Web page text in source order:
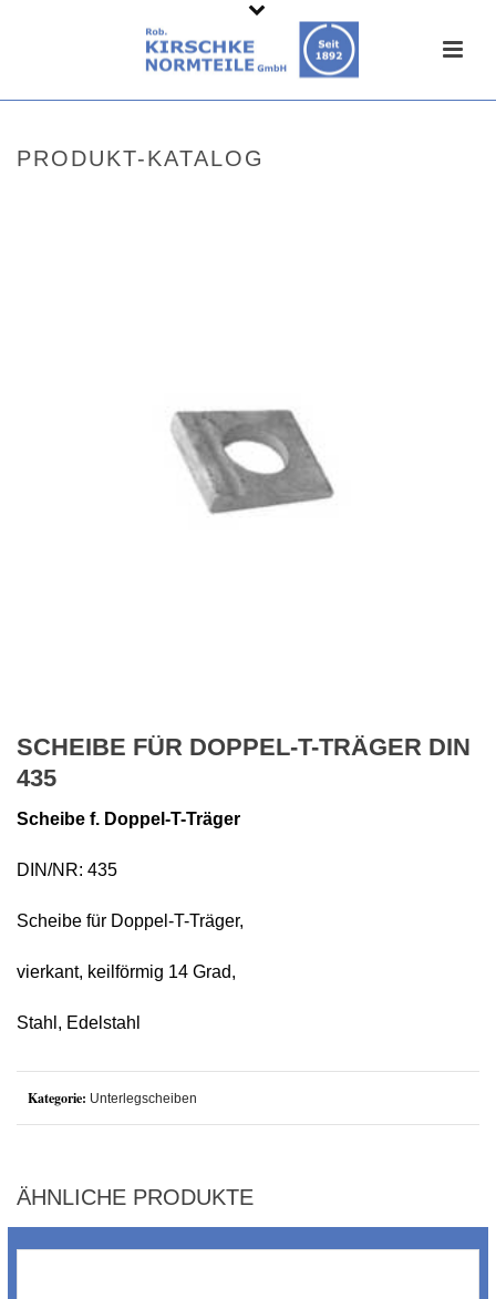
PRODUKT-KATALOG
SCHEIBE FÜR DOPPEL-T-TRÄGER DIN
435
Scheibe f. Doppel-T-Träger
DIN/NR: 435
Scheibe für Doppel-T-Träger,
vierkant, keilförmig 14 Grad,
Stahl, Edelstahl
Kategorie: Unterlegscheiben
ÄHNLICHE PRODUKTE